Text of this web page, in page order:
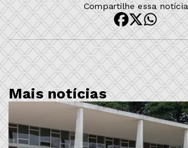
Compartilhe essa notícia
Mais notícias